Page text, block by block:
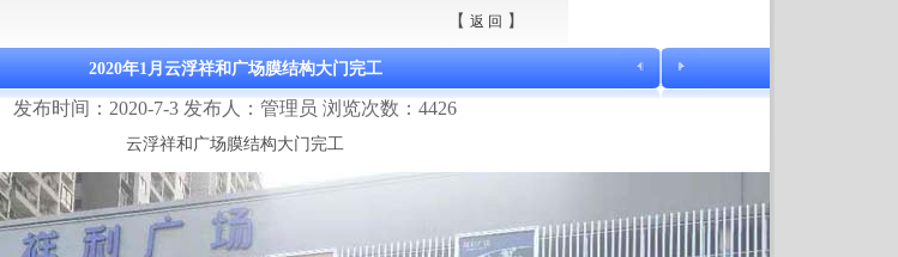
【 返 回 】
2020年1月云浮祥和广场膜结构大门完工
发布时间：2020-7-3 发布人：管理员 浏览次数：4426
云浮祥和广场膜结构大门完工